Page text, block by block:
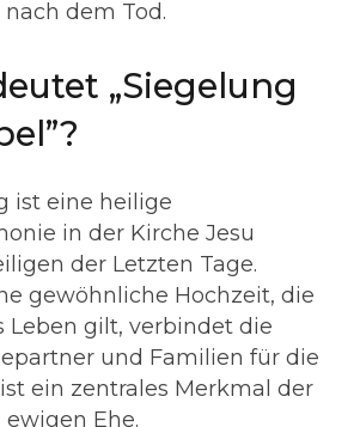
dem Tod.
„Siegelung
ist eine heilige
in der Kirche Jesu
der Letzten Tage.
gewöhnliche Hochzeit, die
Leben gilt, verbindet die
und Familien für die
ein zentrales Merkmal der
Ehe.